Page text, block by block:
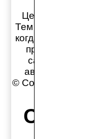
Цены на сайте
Тем не менее,
когда
происходит
сайтом,
© Copyright
Старс